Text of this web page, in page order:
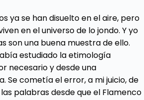
ya se han disuelto en el aire, pero
en el universo de lo jondo. Y yo
son una buena muestra de ello.
estudiado la etimología
necesario y desde una
Se cometía el error, a mi juicio, de
palabras desde que el Flamenco